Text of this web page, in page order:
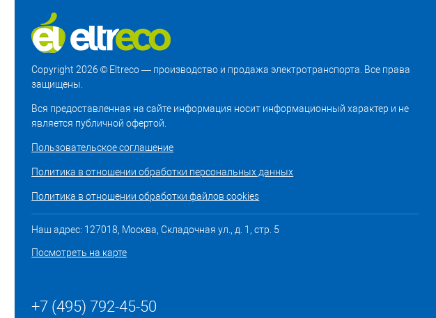
Copyright 2026 © Eltreco — производство и продажа электротранспорта. Все права
защищены.
Вся предоставленная на сайте информация носит информационный характер и не
является публичной офертой.
Пользовательское соглашение
Политика в отношении обработки персональных данных
Политика в отношении обработки файлов cookies
Наш адрес: 127018, Москва, Складочная ул., д. 1, стр. 5
Посмотреть на карте
+7 (495) 792-45-50